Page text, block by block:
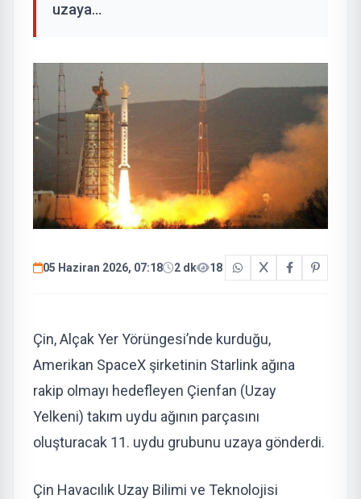
uzaya...
05 Haziran 2026, 07:18 2 dk 18
Çin, Alçak Yer Yörüngesi’nde kurduğu,
Amerikan SpaceX şirketinin Starlink ağına
rakip olmayı hedefleyen Çienfan (Uzay
Yelkeni) takım uydu ağının parçasını
oluşturacak 11. uydu grubunu uzaya gönderdi.
Çin Havacılık Uzay Bilimi ve Teknolojisi